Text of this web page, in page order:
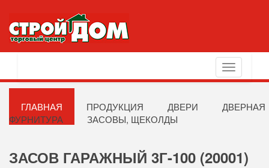
Toggle
navigation
ГЛАВНАЯ ПРОДУКЦИЯ ДВЕРИ
ДВЕРНАЯ
ФУРНИТУРА
ЗАСОВЫ, ЩЕКОЛДЫ
ЗАСОВ ГАРАЖНЫЙ 3Г-100 (20001)